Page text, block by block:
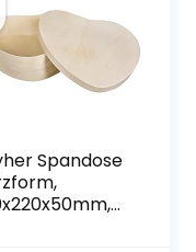
Spandose